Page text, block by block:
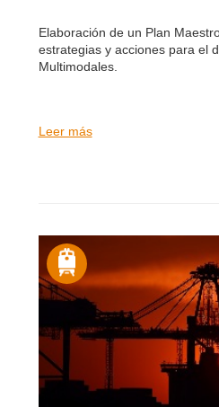
Elaboración de un Plan
estrategias y acciones para el
Multimodales.
Leer más